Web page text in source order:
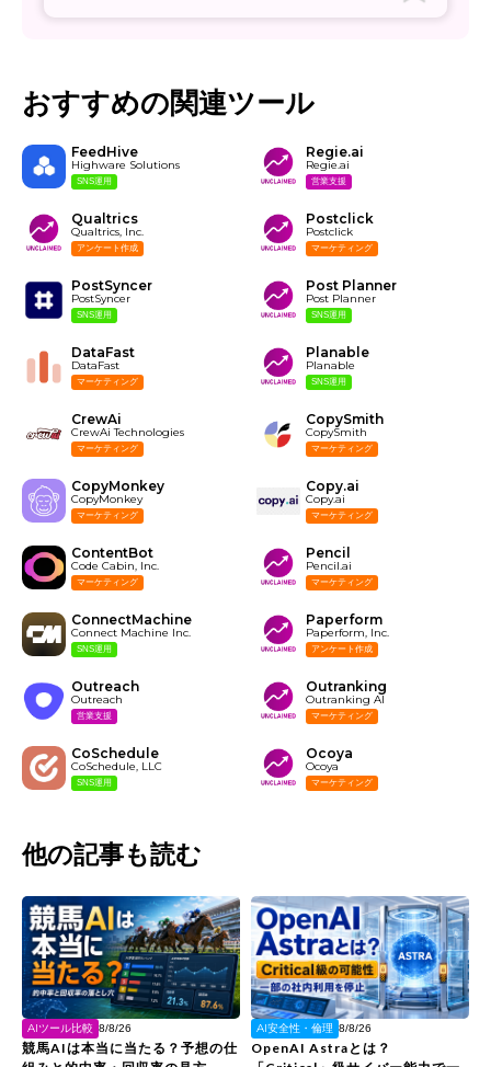
おすすめの関連ツール
FeedHive
Highware Solutions
SNS運用
Regie.ai
Regie.ai
営業支援
Qualtrics
Qualtrics, Inc.
アンケート作成
Postclick
Postclick
マーケティング
PostSyncer
PostSyncer
SNS運用
Post Planner
Post Planner
SNS運用
DataFast
DataFast
マーケティング
Planable
Planable
SNS運用
CrewAi
CrewAi Technologies
マーケティング
CopySmith
CopySmith
マーケティング
CopyMonkey
CopyMonkey
マーケティング
Copy.ai
Copy.ai
マーケティング
ContentBot
Code Cabin, Inc.
マーケティング
Pencil
Pencil.ai
マーケティング
ConnectMachine
Connect Machine Inc.
SNS運用
Paperform
Paperform, Inc.
アンケート作成
Outreach
Outreach
営業支援
Outranking
Outranking AI
マーケティング
CoSchedule
CoSchedule, LLC
SNS運用
Ocoya
Ocoya
マーケティング
他の記事も読む
AIツール比較 8/8/26
競馬AIは本当に当たる？予想の仕
AI安全性・倫理 8/8/26
OpenAI Astraとは？